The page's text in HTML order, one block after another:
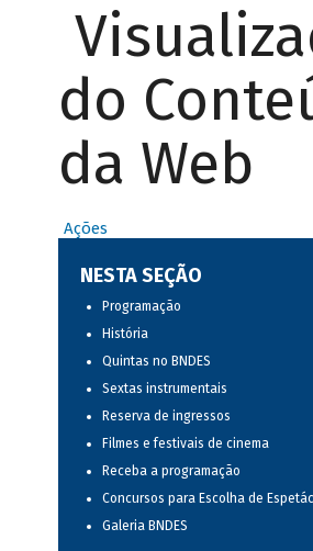
do
da Web
Ações
NESTA SEÇÃO
Programação
História
Quintas no BNDES
Sextas instrumentais
Reserva de ingressos
Filmes e festivais de cinema
Receba a programação
Concursos para Escolha de
Galeria BNDES